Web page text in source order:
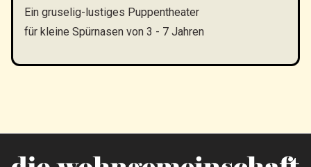
Ein gruselig-lustiges Puppentheater
für kleine Spürnasen von 3 - 7 Jahren